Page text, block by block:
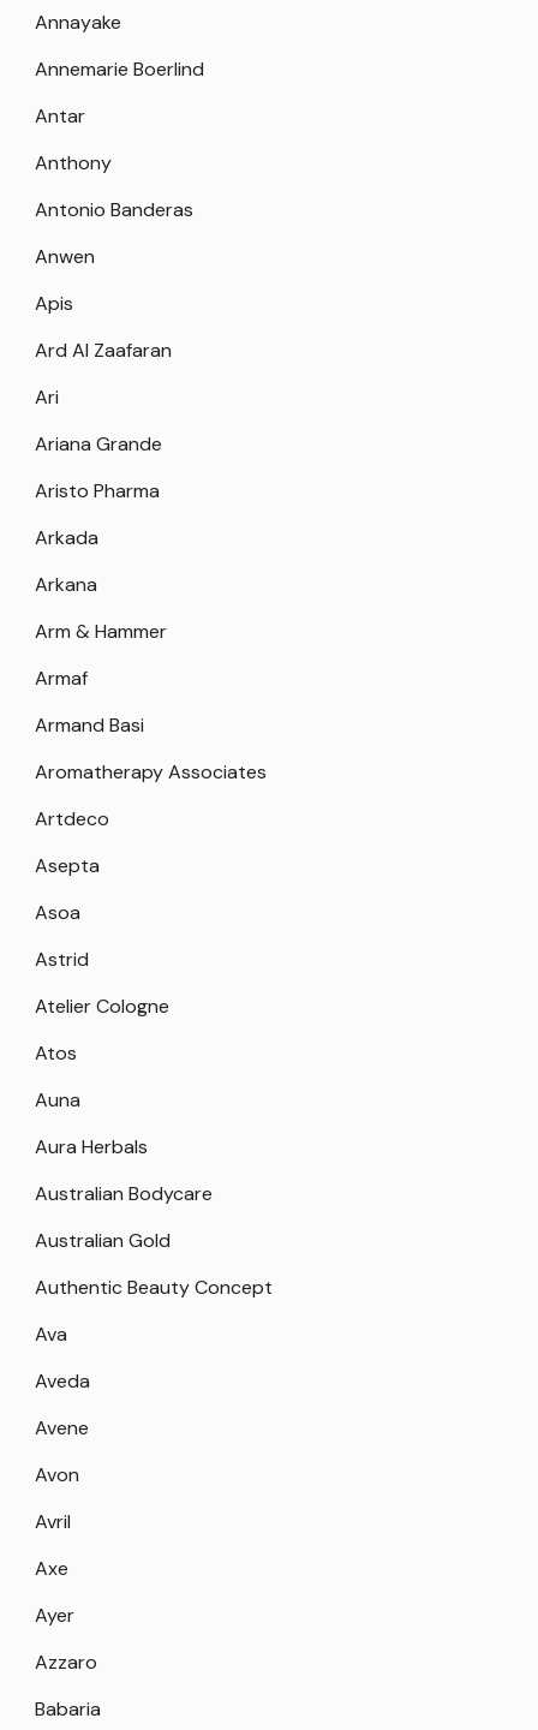
Annayake
Annemarie Boerlind
Antar
Anthony
Antonio Banderas
Anwen
Apis
Ard Al Zaafaran
Ari
Ariana Grande
Aristo Pharma
Arkada
Arkana
Arm & Hammer
Armaf
Armand Basi
Aromatherapy Associates
Artdeco
Asepta
Asoa
Astrid
Atelier Cologne
Atos
Auna
Aura Herbals
Australian Bodycare
Australian Gold
Authentic Beauty Concept
Ava
Aveda
Avene
Avon
Avril
Axe
Ayer
Azzaro
Babaria